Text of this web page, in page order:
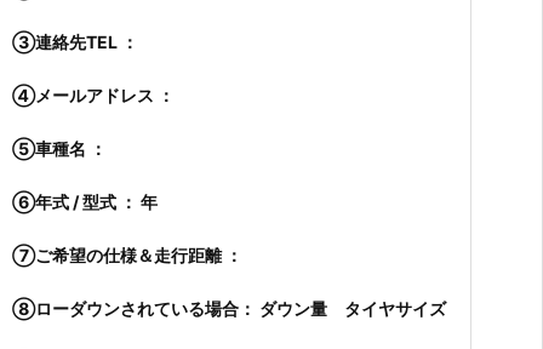
③連絡先TEL ：
④メールアドレス ：
⑤車種名 ：
⑥年式 / 型式 ： 年
⑦ご希望の仕様＆走行距離 ：
⑧ローダウンされている場合： ダウン量 タイヤサイズ